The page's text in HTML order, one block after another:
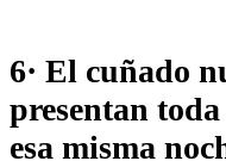
6· El cuñado
presentan
esa misma